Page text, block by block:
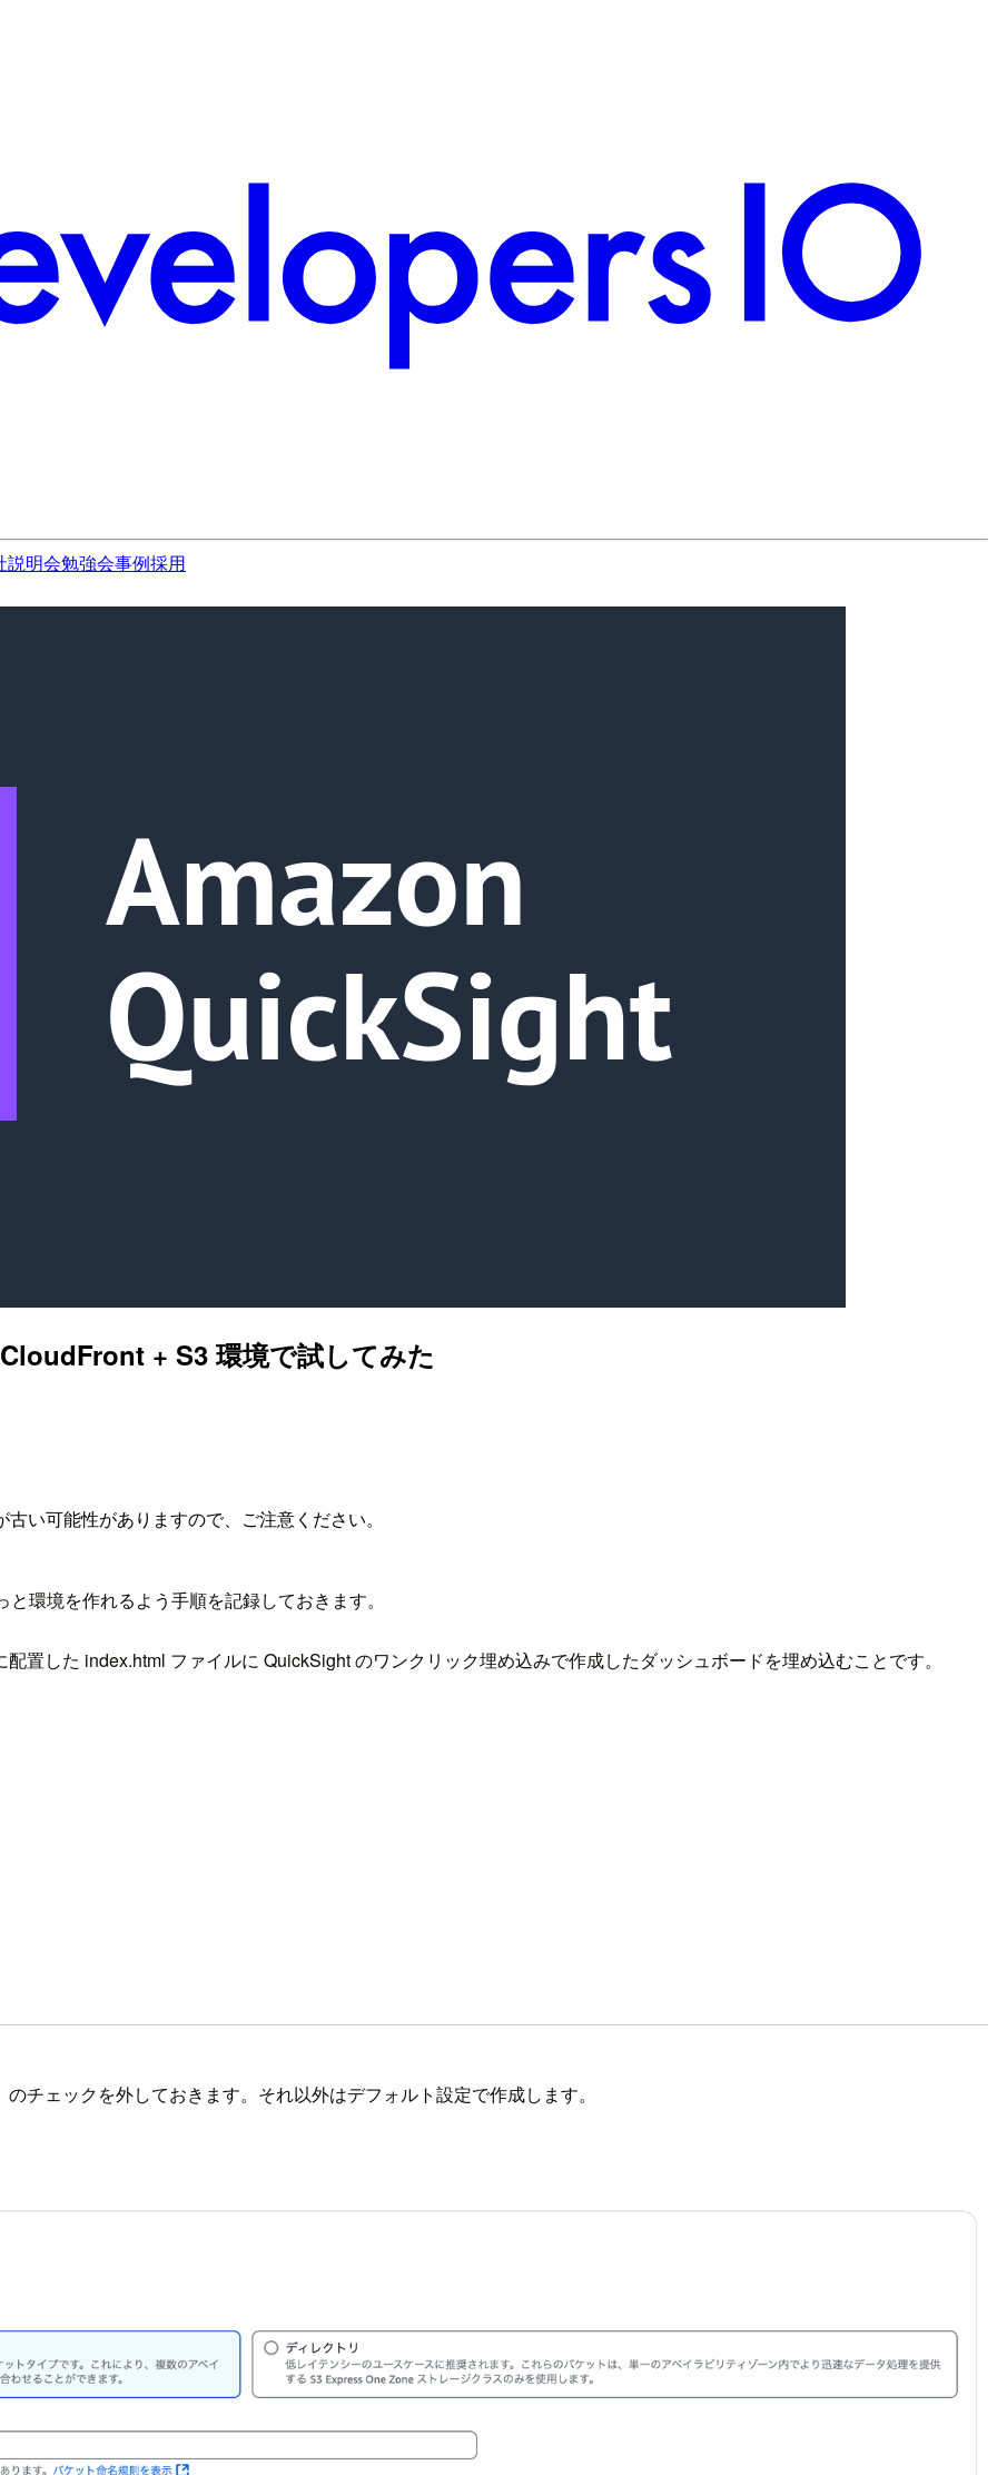
説明会勉強会事例採用
+ S3 環境で試してみた
い可能性がありますので、ご注意ください。
環境を作れるよう手順を記録しておきます。
置した index.html ファイルに QuickSight のワンクリック埋め込みで作成したダッシュボードを埋め込むことです。
チェックを外しておきます。それ以外はデフォルト設定で作成します。